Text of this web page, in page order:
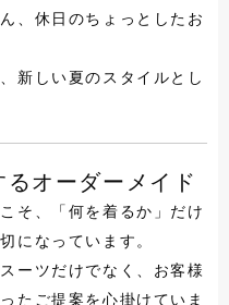
、休日のちょっとしたお
新しい夏のスタイルとし
オーダーメイド
そ、「何を着るか」だけ
になっています。
ーツだけでなく、お客様
たご提案を心掛けていま